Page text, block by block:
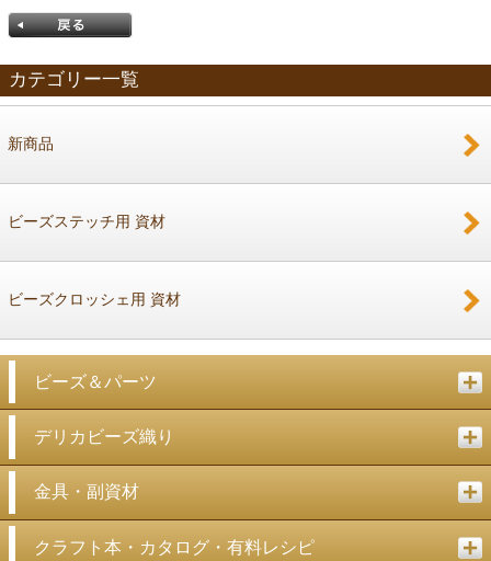
カテゴリー一覧
新商品
ビーズステッチ用 資材
ビーズクロッシェ用 資材
ビーズ＆パーツ
デリカビーズ織り
金具・副資材
クラフト本・カタログ・有料レシピ